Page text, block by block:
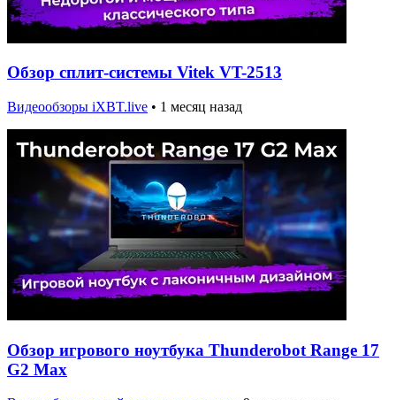
Обзор сплит-системы Vitek VT-2513
Видеообзоры iXBT.live • 1 месяц назад
Обзор игрового ноутбука Thunderobot Range 17
G2 Max